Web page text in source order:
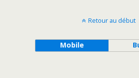
Retour au début
Mobile